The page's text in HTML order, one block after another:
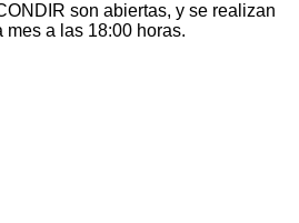
son abiertas, y se realizan
a las 18:00 horas.